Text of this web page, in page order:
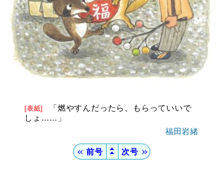
[表紙]
「燃やすんだったら、もらっていいで
しょ……」
福田岩緒
＜＜ 前号
▲
▲
次号 ＞＞